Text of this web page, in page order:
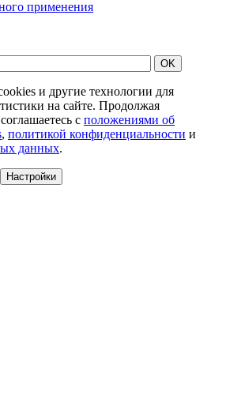
применения
и другие технологии для
на сайте. Продолжая
с положениями об
, политикой конфиденциальности и
данных.
Настройки